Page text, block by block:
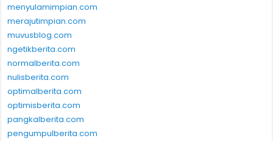
menyulamimpian.com
merajutimpian.com
muvusblog.com
ngetikberita.com
normalberita.com
nulisberita.com
optimalberita.com
optimisberita.com
pangkalberita.com
pengumpulberita.com